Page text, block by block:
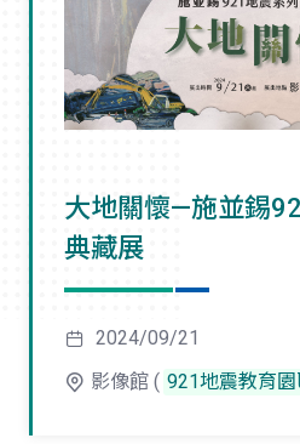
大地關懷—施並錫
典藏展
2024/09/21
影像館 ( 921地震教育